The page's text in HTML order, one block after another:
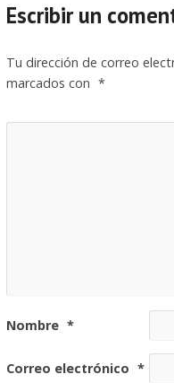
Escribir un
Tu dirección de correo
marcados con *
Nombre *
Correo electrónico *